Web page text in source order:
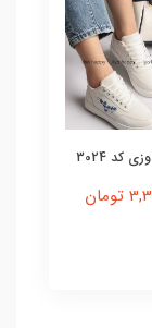
کد 3024